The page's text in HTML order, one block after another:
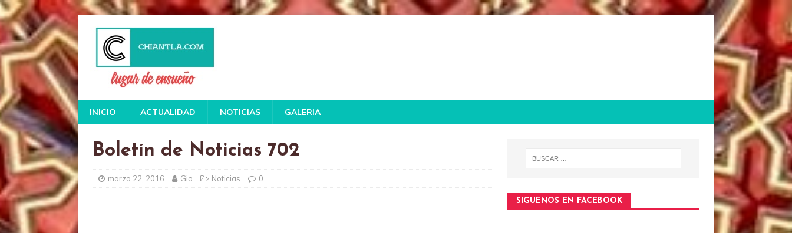
INICIO ACTUALIDAD NOTICIAS GALERIA
Boletín de Noticias 702
marzo 22, 2016 Gio Noticias 0
SIGUENOS EN FACEBOOK